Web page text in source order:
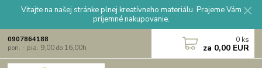
Vitajte na našej stránke plnej kreatívneho materiálu. Prajeme Vám
príjemné nakupovanie.
0907864188
pon. - pia. 9,00 do 16,00h
0 ks
za 0,00 EUR